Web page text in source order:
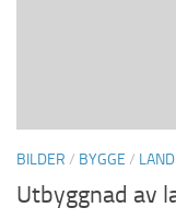
BILDER / BYGGE /
Utbyggnad av